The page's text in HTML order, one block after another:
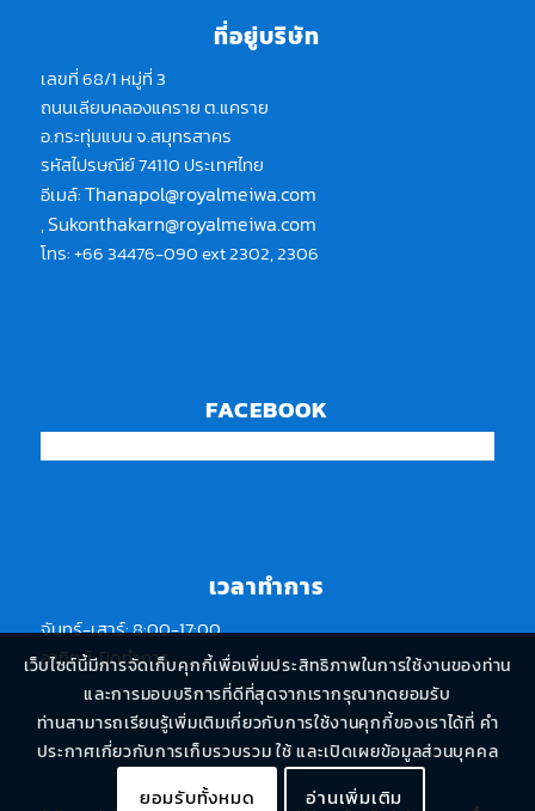
ที่อยู่บริษัท
เลขที่ 68/1 หมู่ที่ 3
ถนนเลียบคลองแคราย ต.แคราย
อ.กระทุ่มแบน จ.สมุทรสาคร
รหัสไปรษณีย์ 74110 ประเทศไทย
อีเมล์:Thanapol@royalmeiwa.com
,Sukonthakarn@royalmeiwa.com
โทร: +66 34476-090 ext 2302, 2306
FACEBOOK
เวลาทำการ
จันทร์-เสาร์: 8:00-17:00
อาทิตย์: ปิดทำการ
เว็บไซต์นี้มีการจัดเก็บคุกกี้เพื่อเพิ่มประสิทธิภาพในการใช้งานของท่าน
และการมอบบริการที่ดีที่สุดจากเรากรุณากดยอมรับ
ท่านสามารถเรียนรู้เพิ่มเติมเกี่ยวกับการใช้งานคุกกี้ของเราได้ที่ คำ
ประกาศเกี่ยวกับการเก็บรวบรวม ใช้ และเปิดเผยข้อมูลส่วนบุคคล
ยอมรับทั้งหมด อ่านเพิ่มเติม